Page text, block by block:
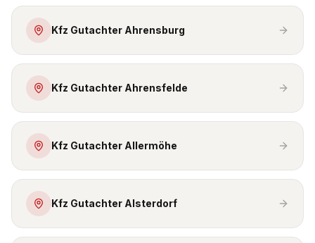
Kfz Gutachter Ahrensburg
Kfz Gutachter Ahrensfelde
Kfz Gutachter Allermöhe
Kfz Gutachter Alsterdorf